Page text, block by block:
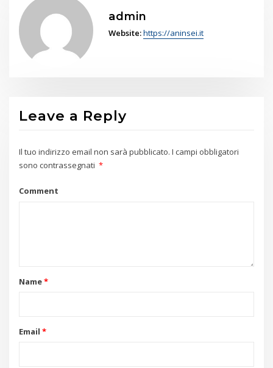
admin
Website:https://aninsei.it
Leave a Reply
Il tuo indirizzo email non sarà pubblicato. I campi obbligatori
sono contrassegnati *
Comment
Name*
Email *